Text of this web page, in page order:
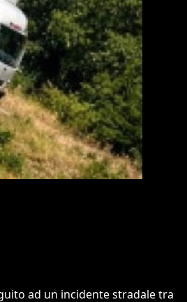
ad un incidente stradale tra